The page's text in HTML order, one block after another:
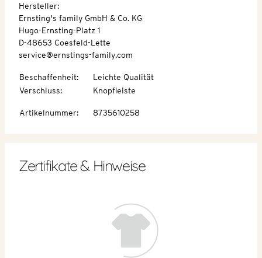
Hersteller:
Ernsting's family GmbH & Co. KG
Hugo-Ernsting-Platz 1
D-48653 Coesfeld-Lette
service@ernstings-family.com
Beschaffenheit:
Leichte Qualität
Verschluss: Knopfleiste
Artikelnummer: 8735610258
Zertifikate & Hinweise